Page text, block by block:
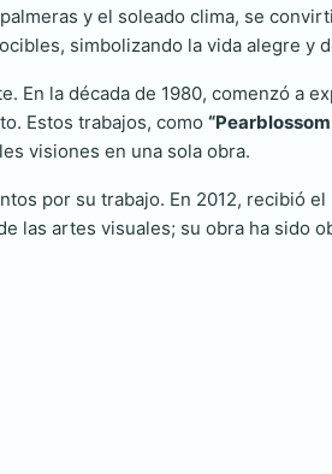
y el soleado clima, se
simbolizando la vida alegre y
la década de 1980, comenzó a
Estos trabajos, como
visiones en una sola obra.
por su trabajo. En 2012, recibió
las artes visuales; su obra ha sido